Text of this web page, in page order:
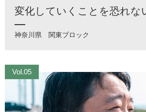
変化していくことを恐れな
神奈川県 関東ブロック
Vol.05